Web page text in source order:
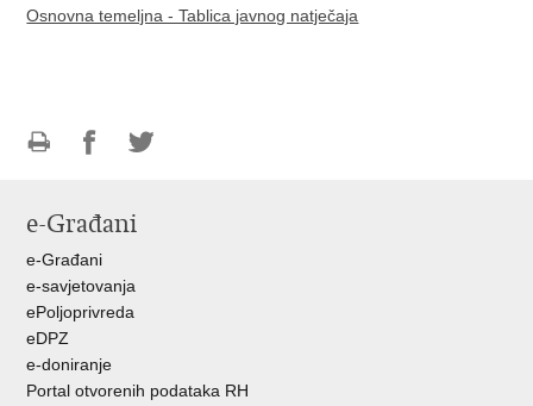
Osnovna temeljna - Tablica javnog natječaja
FacebookuTwitteru
e-Građani
e-Građani
e-savjetovanja
ePoljoprivreda
eDPZ
e-doniranje
Portal otvorenih podataka RH